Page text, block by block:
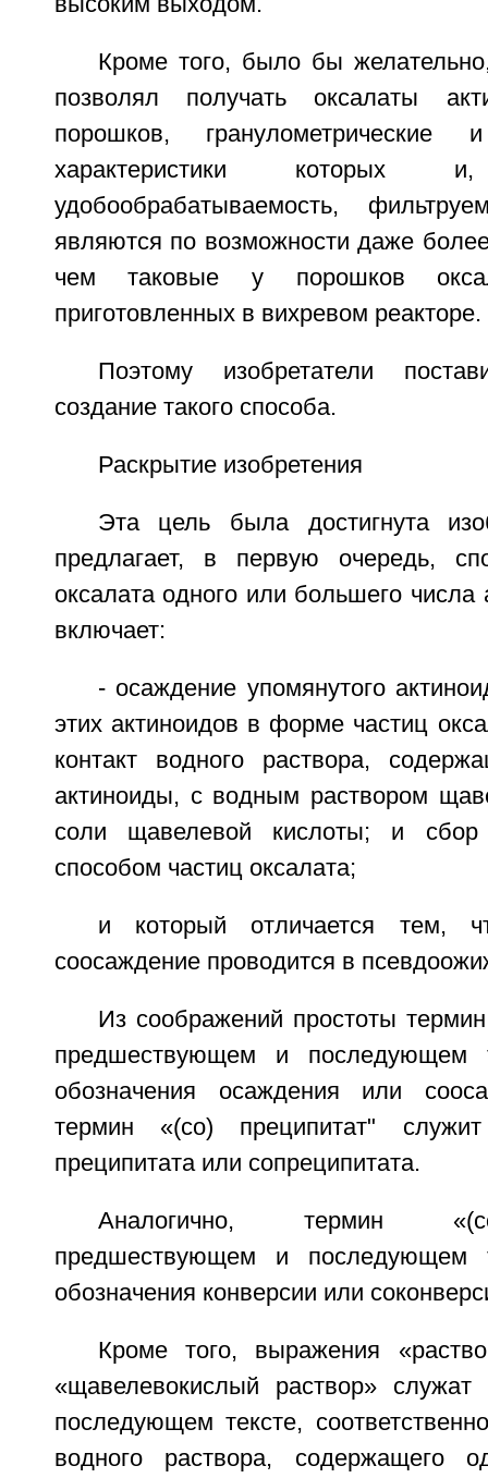
Кроме того, было бы
позволял получать оксалаты
порошков, гранулометрические
характеристики которых и,
удобообрабатываемость,
являются по возможности даже
чем таковые у порошков
приготовленных в вихревом реакторе.
Поэтому изобретатели
создание такого способа.
Раскрытие изобретения
Эта цель была достигнута
предлагает, в первую очередь,
оксалата одного или большего числа
включает:
- осаждение упомянутого
этих актиноидов в форме частиц
контакт водного раствора,
актиноиды, с водным раствором
соли щавелевой кислоты; и сбор
способом частиц оксалата;
и который отличается тем,
соосаждение проводится в
Из соображений простоты
предшествующем и последующем
обозначения осаждения или
термин «(со) преципитат"
преципитата или сопреципитата.
Аналогично, термин
предшествующем и последующем
обозначения конверсии или
Кроме того, выражения
«щавелевокислый раствор»
последующем тексте,
водного раствора, содержащего